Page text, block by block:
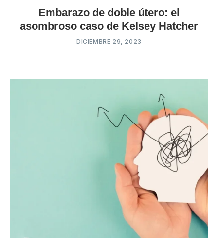
Embarazo de doble útero: el
asombroso caso de Kelsey Hatcher
DICIEMBRE 29, 2023